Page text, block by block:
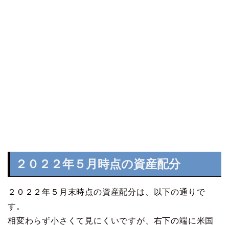
２０２２年５月時点の資産配分
２０２２年５月末時点の資産配分は、以下の通りで
す。
相変わらず小さくて見にくいですが、右下の端に米国